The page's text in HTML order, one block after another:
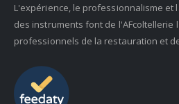
L'expérience, le professionnalisme et
des instruments font de
professionnels de la restauration et